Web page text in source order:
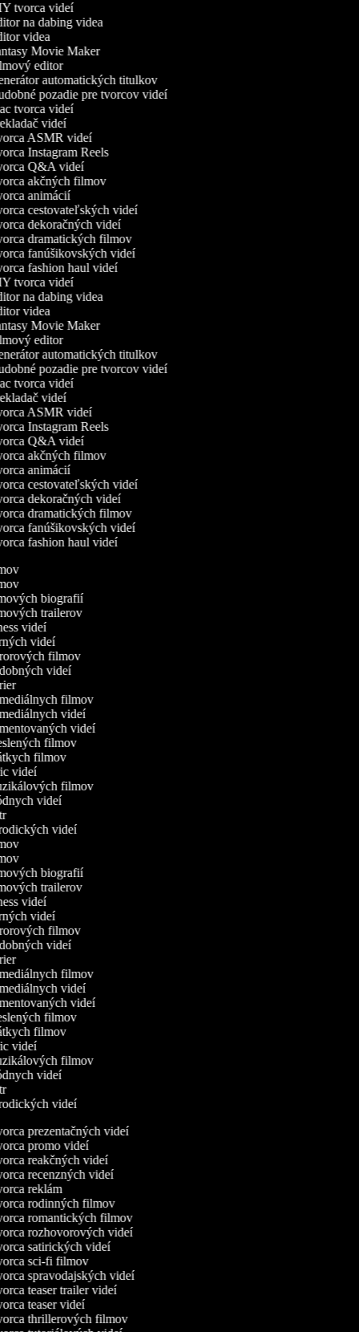
tvorca videí
na dabing videa
videa
Movie Maker
editor
automatických titulkov
pozadie pre tvorcov videí
tvorca videí
videí
ASMR videí
Instagram Reels
Q&A videí
akčných filmov
animácií
cestovateľských videí
dekoračných videí
dramatických filmov
fanúšikovských videí
fashion haul videí
tvorca videí
na dabing videa
videa
Movie Maker
editor
automatických titulkov
pozadie pre tvorcov videí
tvorca videí
videí
ASMR videí
Instagram Reels
Q&A videí
akčných filmov
animácií
cestovateľských videí
dekoračných videí
dramatických filmov
fanúšikovských videí
fashion haul videí
biografií
trailerov
videí
videí
filmov
videí
filmov
videí
videí
filmov
filmov
videí
filmov
videí
videí
biografií
trailerov
videí
videí
filmov
videí
filmov
videí
videí
filmov
filmov
videí
filmov
videí
videí
prezentačných videí
promo videí
reakčných videí
recenzných videí
reklám
rodinných filmov
romantických filmov
rozhovorových videí
satirických videí
sci-fi filmov
spravodajských videí
teaser trailer videí
teaser videí
thrillerových filmov